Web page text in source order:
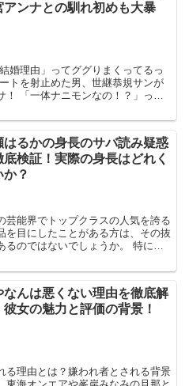
アンナとの馴れ初めも大暴
婚理由」ってググりまくってるっ
」っ
はるかの身長のサバ読み疑惑
底検証！実際の身長はどれく
か？
芸能界でトップクラスの人気を誇る
を目にしたことがある方は、その抜
のではないでしょうか。 特に
なんは悪くない理由を徹底解
彼女の魅力と評価の背景！
る理由とは？嫌われ者とされる背景